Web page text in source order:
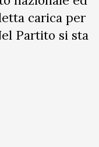
carica per
Partito si sta